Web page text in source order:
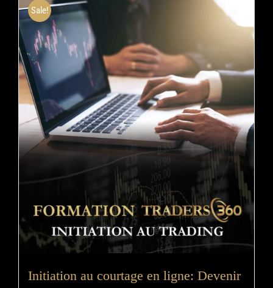
Sale!
Initiation au courtage en ligne: Devenir